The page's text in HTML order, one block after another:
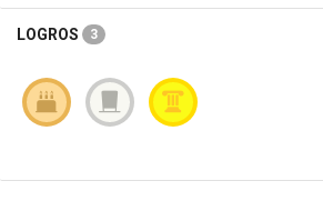
LOGROS 3